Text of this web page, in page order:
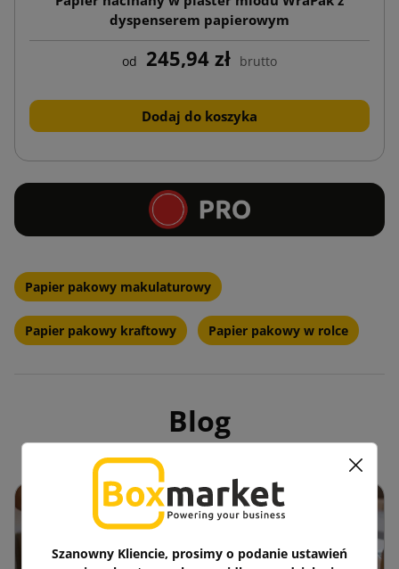
dyspenserem papierowym
od 245,94 zł brutto
Dodaj do koszyka
Papier pakowy makulaturowy
Papier pakowy kraftowy Papier pakowy w rolce
Blog
Szanowny Kliencie, prosimy o podanie ustawień